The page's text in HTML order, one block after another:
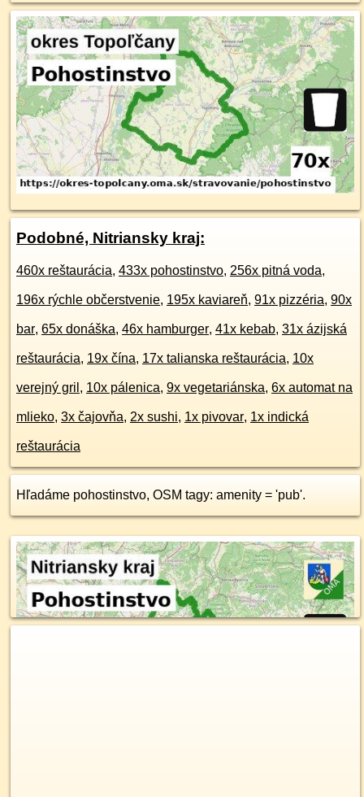
Podobné, Nitriansky kraj:
460x reštaurácia, 433x pohostinstvo, 256x pitná voda,
196x rýchle občerstvenie, 195x kaviareň, 91x pizzéria, 90x
bar, 65x donáška, 46x hamburger, 41x kebab, 31x ázijská
reštaurácia, 19x čína, 17x talianska reštaurácia, 10x
verejný gril , 10x pálenica, 9x vegetariánska, 6x automat na
mlieko, 3x čajovňa, 2x sushi, 1x pivovar, 1x indická
reštaurácia
Hľadáme pohostinstvo, OSM tagy: amenity = 'pub'.